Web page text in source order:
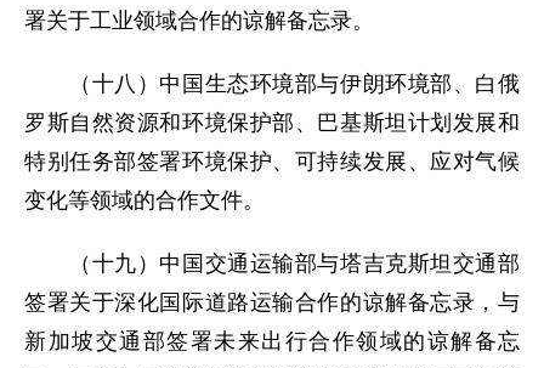
署关于工业领域合作的谅解备忘录。
（十八）中国生态环境部与伊朗环境部、白俄
罗斯自然资源和环境保护部、巴基斯坦计划发展和
特别任务部签署环境保护、可持续发展、应对气候
变化等领域的合作文件。
（十九）中国交通运输部与塔吉克斯坦交通部
签署关于深化国际道路运输合作的谅解备忘录，与
新加坡交通部签署未来出行合作领域的谅解备忘